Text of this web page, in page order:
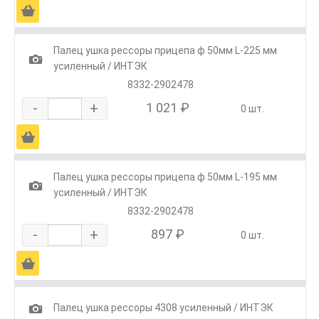
Ä
1
Палец ушка рессоры прицепа ф 50мм L-225 мм
усиленный / ИНТЭК
8332-2902478
- + 1 021 ₽ 0 шт.
Ä
1
Палец ушка рессоры прицепа ф 50мм L-195 мм
усиленный / ИНТЭК
8332-2902478
- + 897 ₽ 0 шт.
Ä
1
Палец ушка рессоры 4308 усиленный / ИНТЭК